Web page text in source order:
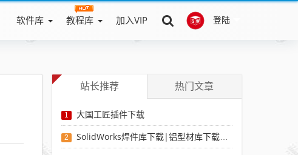
登陆
软件库 教程库 加入VIP
站长推荐 热门文章
1 大国工匠插件下载
2 SolidWorks焊件库下载|铝型材库下载|附sw焊件库添加配置使用教程